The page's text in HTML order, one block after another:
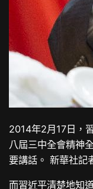
2014年2月17日，
八屆三中全會精神
要講話。 新華社記
而習近平清楚地知